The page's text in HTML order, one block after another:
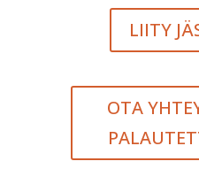
LIITY
OTA